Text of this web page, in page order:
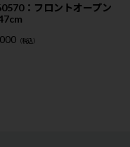
：フロントオープン
（税込）